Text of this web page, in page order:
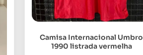
Camisa Internacional Umbro
1990 listrada vermelha